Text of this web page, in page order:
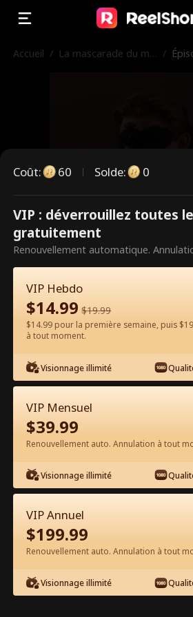
Accueil / La mascarade du mill /
Ce sont des
Débloquez pour
60 Débloquer
Épisode 35 - La
milliardaire Film
1-50 51-79
35
Coût: 60 Solde: 0
VIP : déverrouillez toutes
gratuitement
Renouvellement automatique.
VIP Hebdo
$14.99 $19.99
$14.99 pour la première semaine, puis
à tout moment.
Visionnage illimité
VIP Mensuel
$39.99
Renouvellement auto. Annulation à tout
Visionnage illimité
VIP Annuel
$199.99
Renouvellement auto. Annulation à tout
Visionnage illimité